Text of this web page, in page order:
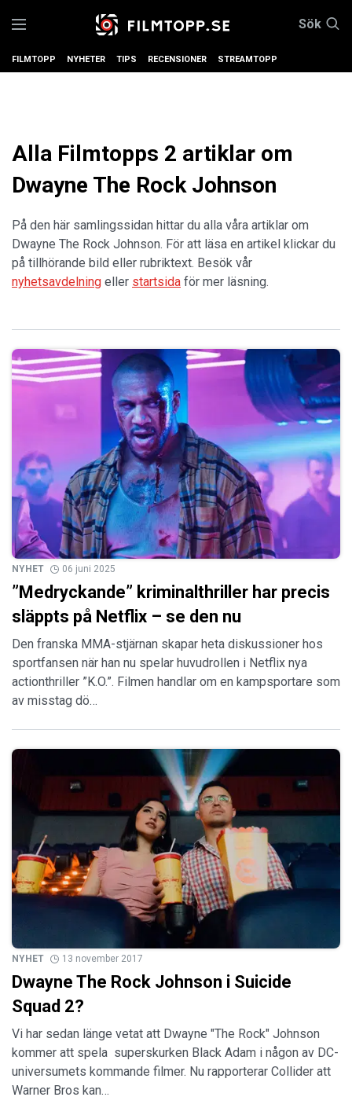
Sök
FILMTOPP NYHETER TIPS RECENSIONER STREAMTOPP
Alla Filmtopps 2 artiklar om
Dwayne The Rock Johnson
På den här samlingssidan hittar du alla våra artiklar om
Dwayne The Rock Johnson. För att läsa en artikel klickar du
på tillhörande bild eller rubriktext. Besök vår
nyhetsavdelning eller startsida för mer läsning.
NYHET 06 juni 2025
”Medryckande” kriminalthriller har precis
släppts på Netflix – se den nu
Den franska MMA-stjärnan skapar heta diskussioner hos
sportfansen när han nu spelar huvudrollen i Netflix nya
actionthriller ”K.O.”. Filmen handlar om en kampsportare som
av misstag dö…
NYHET 13 november 2017
Dwayne The Rock Johnson i Suicide
Squad 2?
Vi har sedan länge vetat att Dwayne "The Rock" Johnson
kommer att spela superskurken Black Adam i någon av DC-
universumets kommande filmer. Nu rapporterar Collider att
Warner Bros kan…